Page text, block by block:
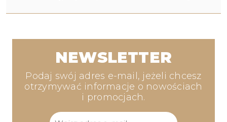
NEWSLETTER
Podaj swój adres e-mail, jeżeli chcesz
otrzymywać informacje o nowościach
i promocjach.